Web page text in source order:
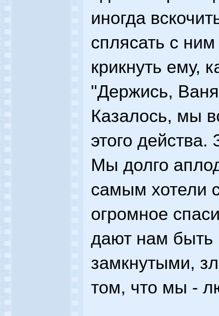
иногда
сплясать с
крикнуть ему,
"Держись,
Казалось, мы
этого действа.
Мы долго
самым хотели
огромное
дают нам быть
замкнутыми,
том, что мы -